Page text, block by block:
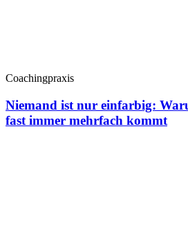
Coachingpraxis
Niemand ist nur einfarbig:
fast immer mehrfach kommt